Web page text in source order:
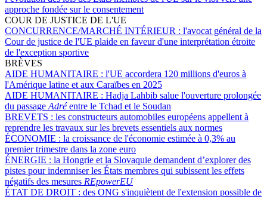
approche fondée sur le consentement
COUR DE JUSTICE DE L'UE
CONCURRENCE/MARCHÉ INTÉRIEUR : l'avocat général de la
Cour de justice de l'UE plaide en faveur d'une interprétation étroite
de l'exception sportive
BRÈVES
AIDE HUMANITAIRE : l'UE accordera 120 millions d'euros à
l'Amérique latine et aux Caraïbes en 2025
AIDE HUMANITAIRE : Hadja Lahbib salue l'ouverture prolongée
du passage Adréentre le Tchad et le Soudan
BREVETS : les constructeurs automobiles européens appellent à
reprendre les travaux sur les brevets essentiels aux normes
ÉCONOMIE : la croissance de l'économie estimée à 0,3% au
premier trimestre dans la zone euro
ÉNERGIE : la Hongrie et la Slovaquie demandent d’explorer des
pistes pour indemniser les États membres qui subissent les effets
négatifs des mesures REpowerEU
ÉTAT DE DROIT : des ONG s'inquiètent de l'extension possible de